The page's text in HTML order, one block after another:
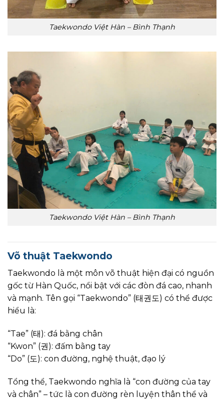
Taekwondo Việt Hàn – Bình Thạnh
Taekwondo Việt Hàn – Bình Thạnh
Võ thuật Taekwondo
Taekwondo là một môn võ thuật hiện đại có nguồn
gốc từ Hàn Quốc, nổi bật với các đòn đá cao, nhanh
và mạnh. Tên gọi “Taekwondo” (태권도) có thể được
hiểu là:
“Tae” (태): đá bằng chân
“Kwon” (권): đấm bằng tay
“Do” (도): con đường, nghệ thuật, đạo lý
Tổng thể, Taekwondo nghĩa là “con đường của tay
và chân” – tức là con đường rèn luyện thân thể và